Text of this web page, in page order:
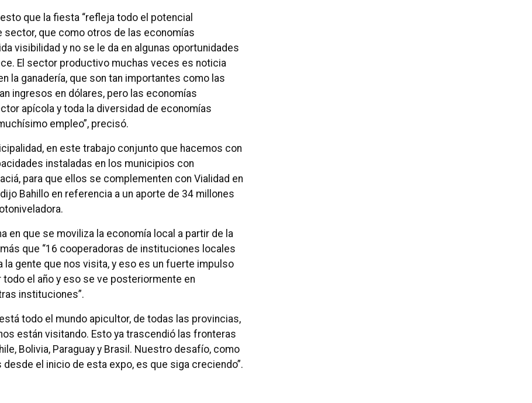
que la fiesta “refleja todo el potencial
que como otros de las economías
visibilidad y no se le da en algunas oportunidades
El sector productivo muchas veces es noticia
la ganadería, que son tan importantes como las
ingresos en dólares, pero las economías
apícola y toda la diversidad de economías
empleo”, precisó.
en este trabajo conjunto que hacemos con
instaladas en los municipios con
para que ellos se complementen con Vialidad en
Bahillo en referencia a un aporte de 34 millones
en que se moviliza la economía local a partir de la
que “16 cooperadoras de instituciones locales
la gente que nos visita, y eso es un fuerte impulso
el año y eso se ve posteriormente en
instituciones”.
todo el mundo apicultor, de todas las provincias,
están visitando. Esto ya trascendió las fronteras
Bolivia, Paraguay y Brasil. Nuestro desafío, como
el inicio de esta expo, es que siga creciendo”.